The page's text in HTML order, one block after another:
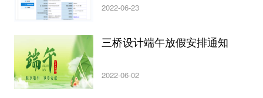
2022-06-23
三桥设计端午放假安排通知
2022-06-02